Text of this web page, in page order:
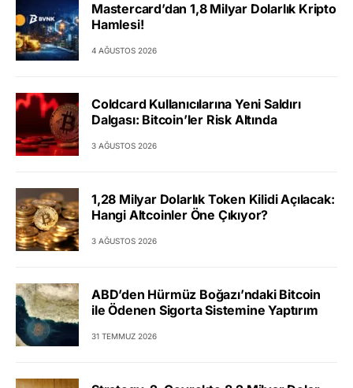
Mastercard’dan 1,8 Milyar Dolarlık Kripto
Hamlesi!
4 AĞUSTOS 2026
Coldcard Kullanıcılarına Yeni Saldırı
Dalgası: Bitcoin’ler Risk Altında
3 AĞUSTOS 2026
1,28 Milyar Dolarlık Token Kilidi Açılacak:
Hangi Altcoinler Öne Çıkıyor?
3 AĞUSTOS 2026
ABD’den Hürmüz Boğazı’ndaki Bitcoin
ile Ödenen Sigorta Sistemine Yaptırım
31 TEMMUZ 2026